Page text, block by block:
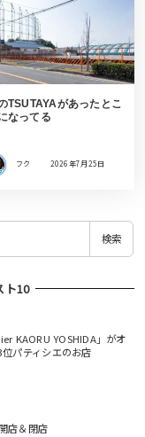
TSUTAYAがあったとこ
なってる
フク 2026年7月25日
検索
ト10
KAORU YOSHIDA」がオ
パティシエのお店
店＆閉店